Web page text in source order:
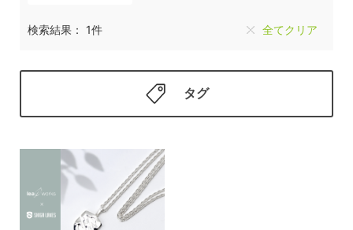
検索結果： 1件 全てクリア
タグ